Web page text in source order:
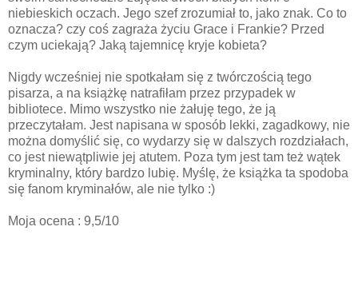
niebieskich oczach. Jego szef zrozumiał to, jako znak. Co to
oznacza? czy coś zagraża życiu Grace i Frankie? Przed
czym uciekają? Jaką tajemnicę kryje kobieta?
Nigdy wcześniej nie spotkałam się z twórczością tego
pisarza, a na książkę natrafiłam przez przypadek w
bibliotece. Mimo wszystko nie żałuję tego, że ją
przeczytałam. Jest napisana w sposób lekki, zagadkowy, nie
można domyślić się, co wydarzy się w dalszych rozdziałach,
co jest niewątpliwie jej atutem. Poza tym jest tam też wątek
kryminalny, który bardzo lubię. Myślę, że książka ta spodoba
się fanom kryminałów, ale nie tylko :)
Moja ocena : 9,5/10